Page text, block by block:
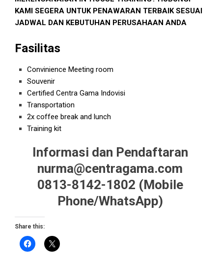
KAMI SEGERA UNTUK PENAWARAN TERBAIK SESUAI
JADWAL DAN KEBUTUHAN PERUSAHAAN ANDA
Fasilitas
Convinience Meeting room
Souvenir
Certified Centra Gama Indovisi
Transportation
2x coffee break and lunch
Training kit
Informasi dan Pendaftaran
nurma@centragama.com
0813-8142-1802 (Mobile
Phone/WhatsApp)
Share this: